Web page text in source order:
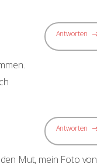
Antworten
Antworten
Mut, mein Foto von